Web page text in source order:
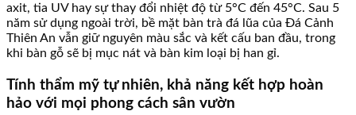
axit, tia UV hay sự thay đổi nhiệt độ từ 5°C đến 45°C. Sau 5
năm sử dụng ngoài trời, bề mặt bàn trà đá lũa của Đá Cảnh
Thiên An vẫn giữ nguyên màu sắc và kết cấu ban đầu, trong
khi bàn gỗ sẽ bị mục nát và bàn kim loại bị han gỉ.
Tính thẩm mỹ tự nhiên, khả năng kết hợp hoàn
hảo với mọi phong cách sân vườn